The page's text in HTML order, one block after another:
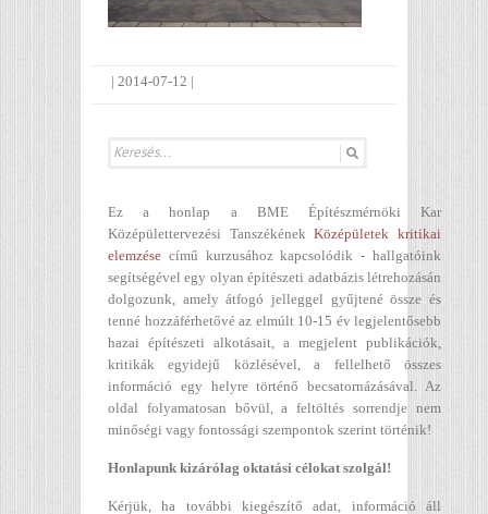
| 2014-07-12 |
Ez a honlap a BME Építészmérnöki Kar
Középülettervezési TanszékénekKözépületek kritikai
elemzése című kurzusához kapcsolódik - hallgatóink
segítségével egy olyan építészeti adatbázis létrehozásán
dolgozunk, amely átfogó jelleggel gyűjtené össze és
tenné hozzáférhetővé az elmúlt 10-15 év legjelentősebb
hazai építészeti alkotásait, a megjelent publikációk,
kritikák egyidejű közlésével, a fellelhető összes
információ egy helyre történő becsatornázásával. Az
oldal folyamatosan bővül, a feltöltés sorrendje nem
minőségi vagy fontossági szempontok szerint történik!
Honlapunk kizárólag oktatási célokat szolgál!
Kérjük, ha további kiegészítő adat, információ áll